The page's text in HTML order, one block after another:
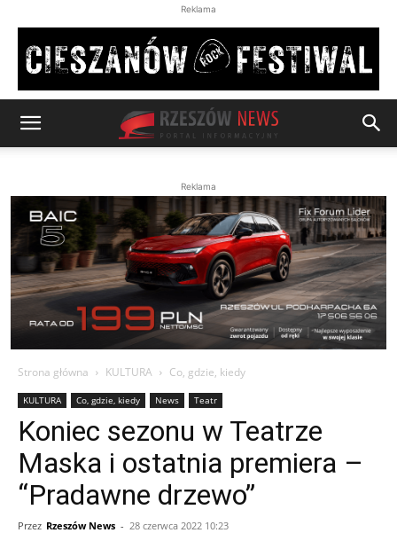
Reklama
Reklama
Strona główna KULTURA Co, gdzie, kiedy
KULTURA Co, gdzie, kiedy News Teatr
Koniec sezonu w Teatrze
Maska i ostatnia premiera –
“Pradawne drzewo”
Przez Rzeszów News - 28 czerwca 2022 10:23